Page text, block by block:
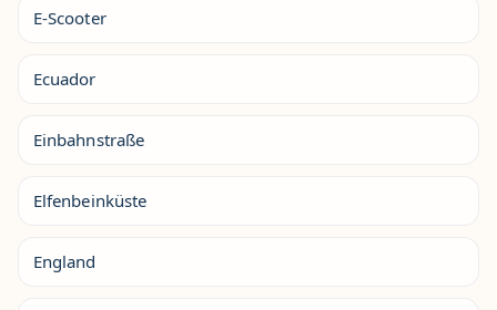
E-Scooter
Ecuador
Einbahnstraße
Elfenbeinküste
England